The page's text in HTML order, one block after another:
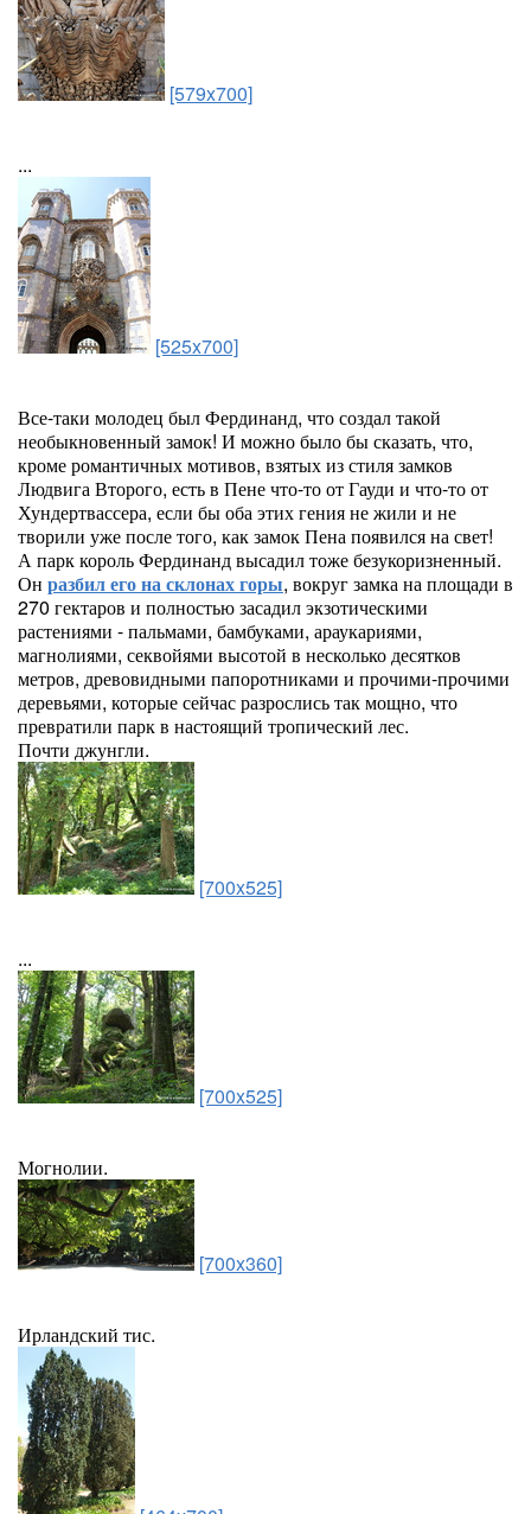
[579x700]
...
[525x700]
Все-таки молодец был Фердинанд, что создал такой
необыкновенный замок! И можно было бы сказать, что,
кроме романтичных мотивов, взятых из стиля замков
Людвига Второго, есть в Пене что-то от Гауди и что-то от
Хундертвассера, если бы оба этих гения не жили и не
творили уже после того, как замок Пена появился на свет!
А парк король Фердинанд высадил тоже безукоризненный.
Он разбил его на склонах горы, вокруг замка на площади в
270 гектаров и полностью засадил экзотическими
растениями - пальмами, бамбуками, араукариями,
магнолиями, секвойями высотой в несколько десятков
метров, древовидными папоротниками и прочими-прочими
деревьями, которые сейчас разрослись так мощно, что
превратили парк в настоящий тропический лес.
Почти джунгли.
[700x525]
...
[700x525]
Могнолии.
[700x360]
Ирландский тис.